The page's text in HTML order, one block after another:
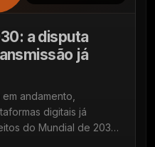
a disputa
já
andamento,
digitais já
do Mundial de 2030.